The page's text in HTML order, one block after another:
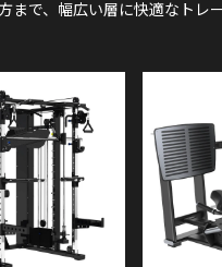
まで、幅広い層に快適なトレ